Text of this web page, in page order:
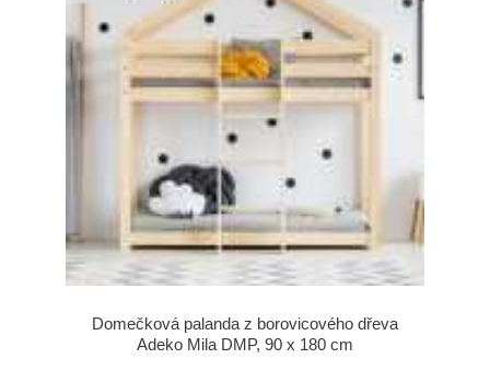
Domečková palanda z borovicového dřeva
Adeko Mila DMP, 90 x 180 cm